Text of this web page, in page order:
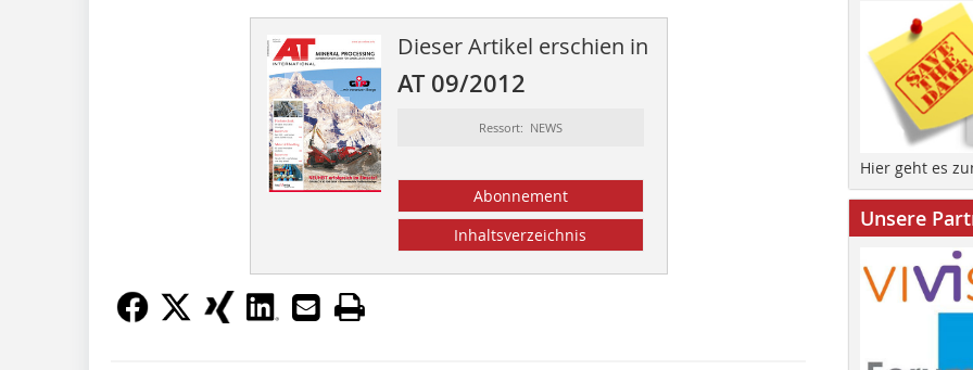
Dieser Artikel erschien in
AT 09/2012
Ressort: NEWS
Abonnement
Inhaltsverzeichnis
Hier geht es
Unsere